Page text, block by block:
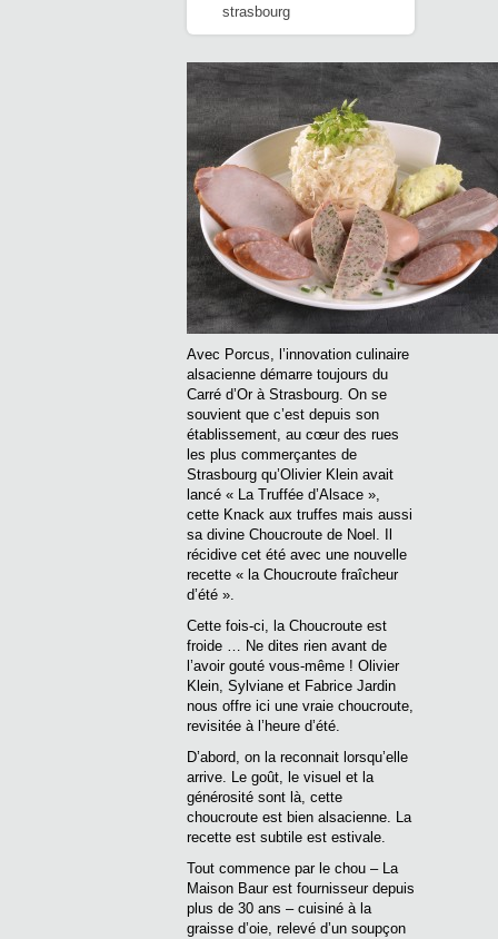
strasbourg
Avec Porcus, l’innovation culinaire
alsacienne démarre toujours du
Carré d’Or à Strasbourg. On se
souvient que c’est depuis son
établissement, au cœur des rues
les plus commerçantes de
Strasbourg qu’Olivier Klein avait
lancé « La Truffée d’Alsace »,
cette Knack aux truffes mais aussi
sa divine Choucroute de Noel. Il
récidive cet été avec une nouvelle
recette « la Choucroute fraîcheur
d’été ».
Cette fois-ci, la Choucroute est
froide … Ne dites rien avant de
l’avoir gouté vous-même ! Olivier
Klein, Sylviane et Fabrice Jardin
nous offre ici une vraie choucroute,
revisitée à l’heure d’été.
D’abord, on la reconnait lorsqu’elle
arrive. Le goût, le visuel et la
générosité sont là, cette
choucroute est bien alsacienne. La
recette est subtile est estivale.
Tout commence par le chou – La
Maison Baur est fournisseur depuis
plus de 30 ans – cuisiné à la
graisse d’oie, relevé d’un soupçon